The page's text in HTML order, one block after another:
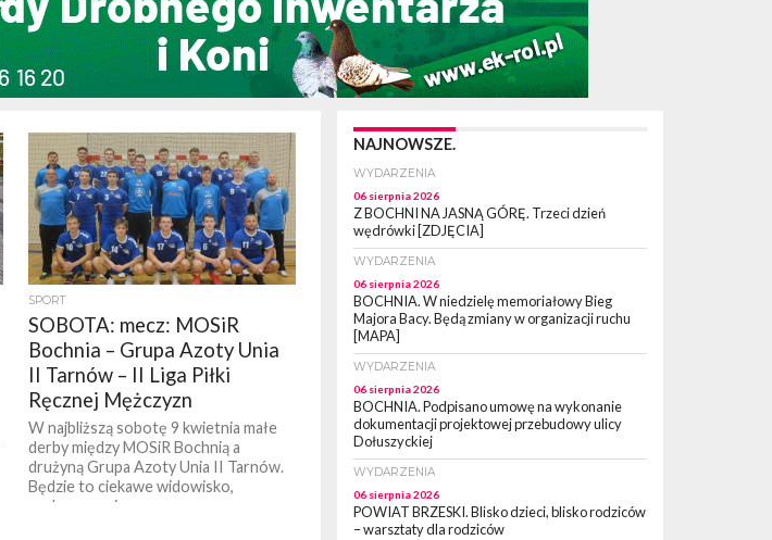
SPORT
SOBOTA: mecz: MOSiR
Bochnia – Grupa Azoty Unia
II Tarnów – II Liga Piłki
Ręcznej Mężczyzn
W najbliższą sobotę 9 kwietnia małe
derby między MOSiR Bochnią a
drużyną Grupa Azoty Unia II Tarnów.
Będzie to ciekawe widowisko,
podsumowujące...
NAJNOWSZE.
WYDARZENIA
06 sierpnia 2026
Z BOCHNI NA JASNĄ GÓRĘ. Trzeci dzień
wędrówki [ZDJĘCIA]
WYDARZENIA
06 sierpnia 2026
BOCHNIA. W niedzielę memoriałowy Bieg
Majora Bacy. Będą zmiany w organizacji ruchu
[MAPA]
WYDARZENIA
06 sierpnia 2026
BOCHNIA. Podpisano umowę na wykonanie
dokumentacji projektowej przebudowy ulicy
Dołuszyckiej
WYDARZENIA
06 sierpnia 2026
POWIAT BRZESKI. Blisko dzieci, blisko rodziców
– warsztaty dla rodziców